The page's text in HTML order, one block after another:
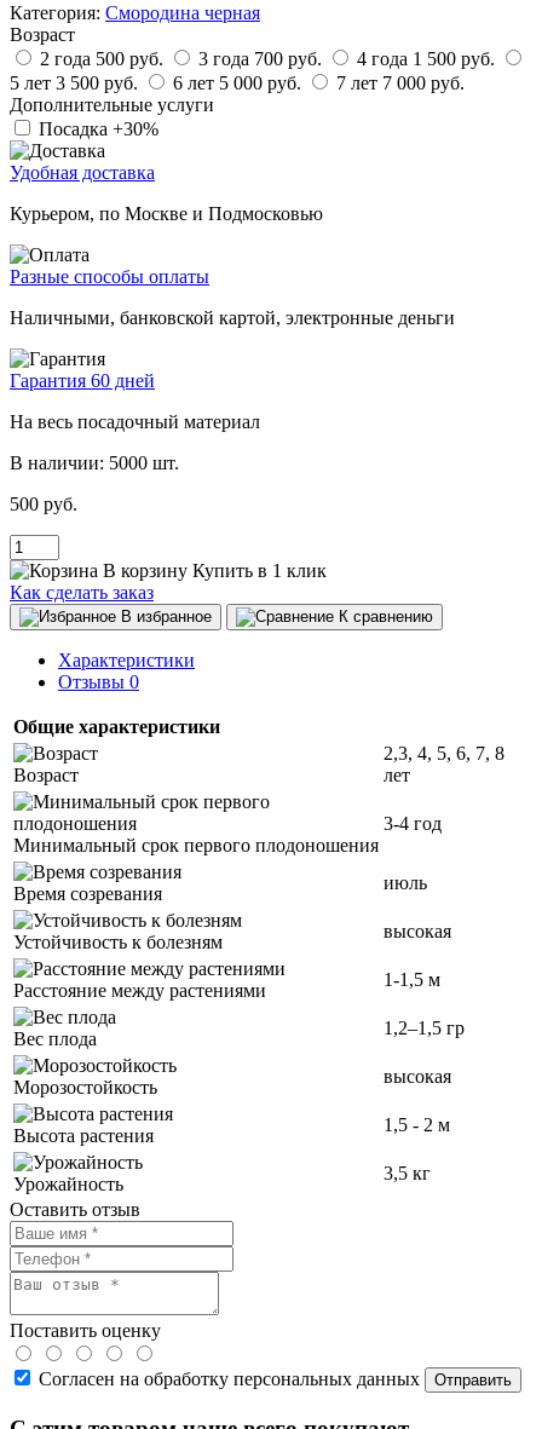
Категория: Смородина черная
Возраст
2 года 500 руб. 3 года 700 руб. 4 года 1 500 руб.
5 лет 3 500 руб. 6 лет 5 000 руб. 7 лет 7 000 руб.
Дополнительные услуги
Посадка +30%
Удобная доставка
Курьером, по Москве и Подмосковью
Разные способы оплаты
Наличными, банковской картой, электронные деньги
Гарантия 60 дней
На весь посадочный материал
В наличии: 5000 шт.
500 руб.
В корзину Купить в 1 клик
Как сделать заказ
В избранное К сравнению
Характеристики
Отзывы 0
Общие характеристики
Возраст
2,3, 4, 5, 6, 7, 8
лет
Минимальный срок первого плодоношения
3-4 год
Время созревания
июль
Устойчивость к болезням
высокая
Расстояние между растениями
1-1,5 м
Вес плода
1,2–1,5 гр
Морозостойкость
высокая
Высота растения
1,5 - 2 м
Урожайность
3,5 кг
Оставить отзыв
Поставить оценку
Согласен на обработку персональных данных